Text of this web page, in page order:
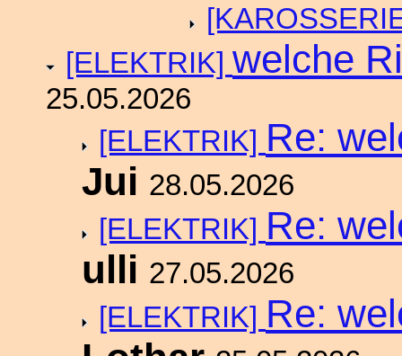
[ELEKTRIK] welche
25.05.2026
[ELEKTRIK] Re:
Jui 28.05.2026
[ELEKTRIK] Re:
ulli 27.05.2026
[ELEKTRIK] Re: